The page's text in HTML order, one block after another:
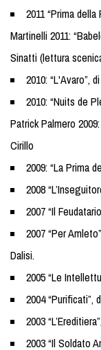
2011 “Prima
Martinelli 2011:
Sinatti (lettura
2010: “L'Avaro”,
2010: “Nuits de
Patrick Palmero
Cirillo
2009: “La Prima
2008
2007 “Il
2007 “Per
Dalisi.
2005 “Le
2004 “Purificati”,
2003
2003 “Il Soldato